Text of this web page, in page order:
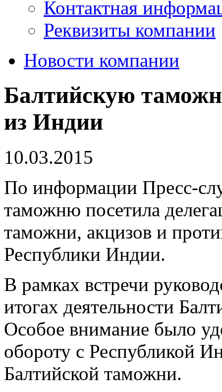
Контактная
Реквизиты компании
Новости компании
Балтийскую
из Индии
10.03.2015
По информации Пресс-
таможню посетила
таможни, акцизов и
Республики Индии.
В рамках встречи
итогах деятельности
Особое внимание было
обороту с Республикой
Балтийской таможни.